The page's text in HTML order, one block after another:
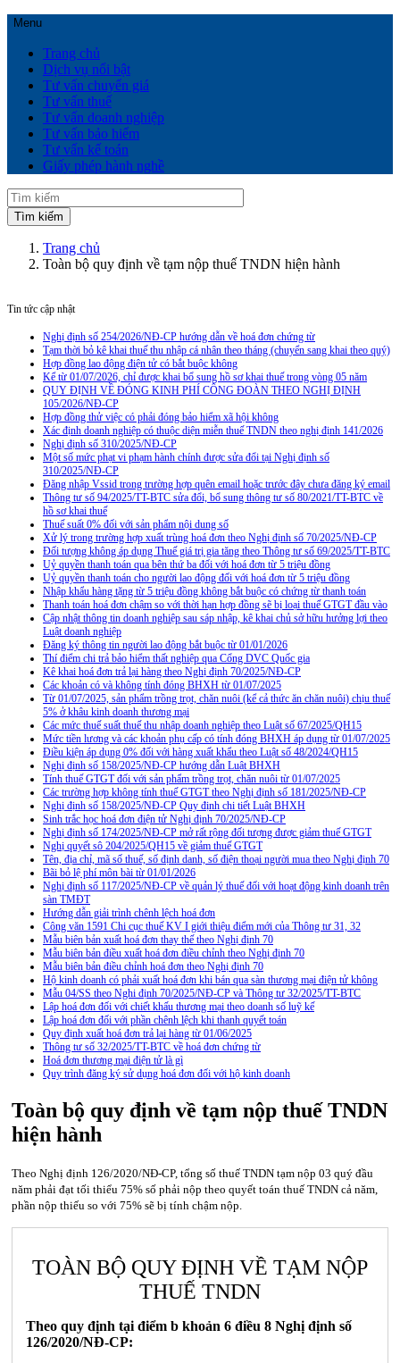
Menu
Trang chủ
Dịch vụ nổi bật
Tư vấn chuyển giá
Tư vấn thuế
Tư vấn doanh nghiệp
Tư vấn bảo hiểm
Tư vấn kế toán
Giấy phép hành nghề
Trang chủ
Toàn bộ quy định về tạm nộp thuế TNDN hiện hành
Tin tức cập nhật
Nghị định số 254/2026/NĐ-CP hướng dẫn về hoá đơn chứng từ
Tạm thời bỏ kê khai thuế thu nhập cá nhân theo tháng (chuyển sang khai theo quý)
Hợp đồng lao động điện tử có bắt buộc không
Kể từ 01/07/2026, chỉ được khai bổ sung hồ sơ khai thuế trong vòng 05 năm
QUY ĐỊNH VỀ ĐÓNG KINH PHÍ CÔNG ĐOÀN THEO NGHỊ ĐỊNH
105/2026/NĐ-CP
Hợp đồng thử việc có phải đóng bảo hiểm xã hội không
Xác định doanh nghiệp có thuộc diện miễn thuế TNDN theo nghị định 141/2026
Nghị định số 310/2025/NĐ-CP
Một số mức phạt vi phạm hành chính được sửa đổi tại Nghị định số
310/2025/NĐ-CP
Đăng nhập Vssid trong trường hợp quên email hoặc trước đây chưa đăng ký email
Thông tư số 94/2025/TT-BTC sửa đổi, bổ sung thông tư số 80/2021/TT-BTC về
hồ sơ khai thuế
Thuế suất 0% đối với sản phẩm nội dung số
Xử lý trong trường hợp xuất trùng hoá đơn theo Nghị định số 70/2025/NĐ-CP
Đối tượng không áp dụng Thuế giá trị gia tăng theo Thông tư số 69/2025/TT-BTC
Uỷ quyền thanh toán qua bên thứ ba đối với hoá đơn từ 5 triệu đồng
Uỷ quyền thanh toán cho người lao động đối với hoá đơn từ 5 triệu đồng
Nhập khẩu hàng tặng từ 5 triệu đồng không bắt buộc có chứng từ thanh toán
Thanh toán hoá đơn chậm so với thời hạn hợp đồng sẽ bị loại thuế GTGT đầu vào
Cập nhật thông tin doanh nghiệp sau sáp nhập, kê khai chủ sở hữu hưởng lợi theo
Luật doanh nghiệp
Đăng ký thông tin người lao động bắt buộc từ 01/01/2026
Thí điểm chi trả bảo hiểm thất nghiệp qua Cổng DVC Quốc gia
Kê khai hoá đơn trả lại hàng theo Nghị định 70/2025/NĐ-CP
Các khoản có và không tính đóng BHXH từ 01/07/2025
Từ 01/07/2025, sản phẩm trồng trọt, chăn nuôi (kể cả thức ăn chăn nuôi) chịu thuế
5% ở khâu kinh doanh thương mại
Các mức thuế suất thuế thu nhập doanh nghiệp theo Luật số 67/2025/QH15
Mức tiền lương và các khoản phụ cấp có tính đóng BHXH áp dụng từ 01/07/2025
Điều kiện áp dụng 0% đối với hàng xuất khẩu theo Luật số 48/2024/QH15
Nghị định số 158/2025/NĐ-CP hướng dẫn Luật BHXH
Tính thuế GTGT đối với sản phẩm trồng trọt, chăn nuôi từ 01/07/2025
Các trường hợp không tính thuế GTGT theo Nghị định số 181/2025/NĐ-CP
Nghị định số 158/2025/NĐ-CP Quy định chi tiết Luật BHXH
Sinh trắc học hoá đơn điện tử Nghị định 70/2025/NĐ-CP
Nghị định số 174/2025/NĐ-CP mở rất rộng đối tượng được giảm thuế GTGT
Nghị quyết sô 204/2025/QH15 về giảm thuế GTGT
Tên, địa chỉ, mã số thuế, số định danh, số điện thoại người mua theo Nghị định 70
Bãi bỏ lệ phí môn bài từ 01/01/2026
Nghị định số 117/2025/NĐ-CP về quản lý thuế đối với hoạt động kinh doanh trên
sàn TMĐT
Hướng dẫn giải trình chênh lệch hoá đơn
Công văn 1591 Chi cục thuế KV I giới thiệu điểm mới của Thông tư 31, 32
Mẫu biên bản xuất hoá đơn thay thế theo Nghị định 70
Mẫu biên bản điều xuất hoá đơn điều chỉnh theo Nghị định 70
Mẫu biên bản điều chỉnh hoá đơn theo Nghị định 70
Hộ kinh doanh có phải xuất hoá đơn khi bán qua sàn thương mại điện tử không
Mẫu 04/SS theo Nghi định 70/2025/NĐ-CP và Thông tư 32/2025/TT-BTC
Lập hoá đơn đối với chiết khấu thương mại theo doanh số luỹ kế
Lập hoá đơn đối với phần chênh lệch khi thanh quyết toán
Quy định xuất hoá đơn trả lại hàng từ 01/06/2025
Thông tư số 32/2025/TT-BTC về hoá đơn chứng từ
Hoá đơn thương mại điện tử là gì
Quy trình đăng ký sử dụng hoá đơn đối với hộ kinh doanh
Toàn bộ quy định về tạm nộp thuế TNDN
hiện hành
Theo Nghị định 126/2020/NĐ-CP, tổng số thuế TNDN tạm nộp 03 quý đầu
năm phải đạt tối thiểu 75% số phải nộp theo quyết toán thuế TNDN cả năm,
phần nộp thiếu so với 75% sẽ bị tính chậm nộp.
TOÀN BỘ QUY ĐỊNH VỀ TẠM NỘP
THUẾ TNDN
Theo quy định tại điểm b khoản 6 điều 8 Nghị định số
126/2020/NĐ-CP: